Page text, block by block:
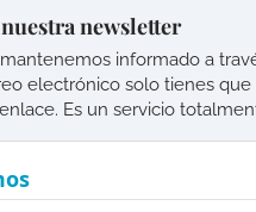
newsletter
informado a
electrónico solo tienes
Es un servicio